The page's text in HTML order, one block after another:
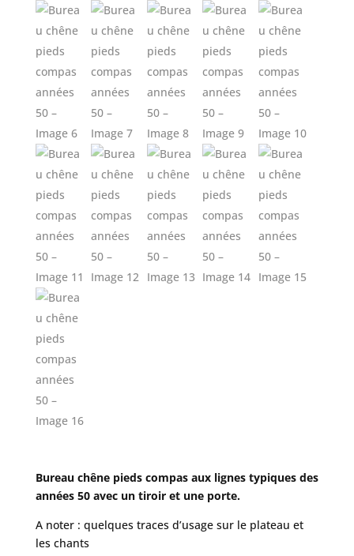
Bureau chêne pieds compas aux lignes typiques des
années 50 avec un tiroir et une porte.
A noter : quelques traces d’usage sur le plateau et
les chants